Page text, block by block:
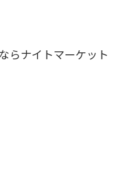
らナイトマーケット